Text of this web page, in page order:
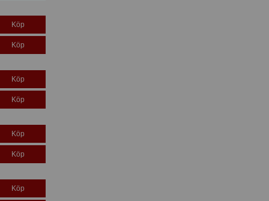
Köp
Köp
Köp
Köp
Köp
Köp
Köp